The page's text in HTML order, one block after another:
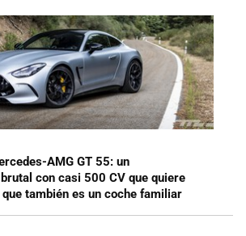
AMG GT 55: un
con casi 500 CV que quiere
también es un coche familiar